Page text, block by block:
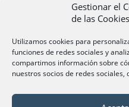
Gestionar el
de las Cookies
Utilizamos cookies para
funciones de redes sociales y
compartimos información sobre
nuestros socios de redes sociales,
961